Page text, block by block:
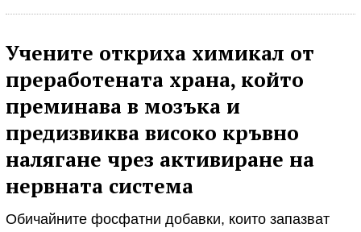
Учените откриха химикал от
преработената храна, който
преминава в мозъка и
предизвиква високо кръвно
налягане чрез активиране на
нервната система
Обичайните фосфатни добавки, които запазват